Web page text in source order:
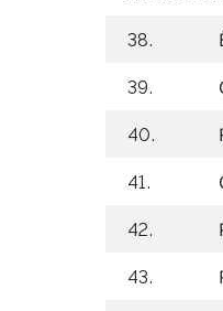
38.
39.
40.
41.
42.
43.